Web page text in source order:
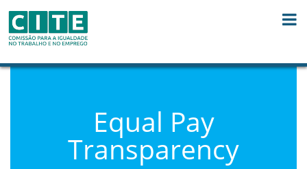
Equal Pay
Transparency